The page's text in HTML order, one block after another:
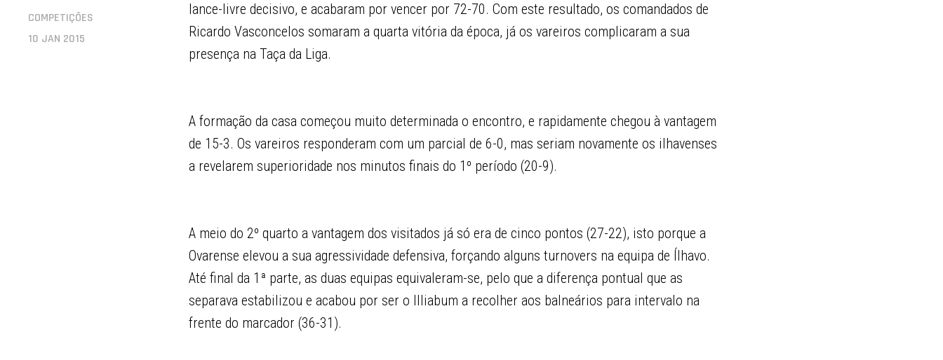
COMPETIÇÕES
10 JAN 2015
lance-livre decisivo, e acabaram por vencer por 72-70. Com este resultado, os comandados de
Ricardo Vasconcelos somaram a quarta vitória da época, já os vareiros complicaram a sua
presença na Taça da Liga.
A formação da casa começou muito determinada o encontro, e rapidamente chegou à vantagem
de 15-3. Os vareiros responderam com um parcial de 6-0, mas seriam novamente os ilhavenses
a revelarem superioridade nos minutos finais do 1º período (20-9).
A meio do 2º quarto a vantagem dos visitados já só era de cinco pontos (27-22), isto porque a
Ovarense elevou a sua agressividade defensiva, forçando alguns turnovers na equipa de Ílhavo.
Até final da 1ª parte, as duas equipas equivaleram-se, pelo que a diferença pontual que as
separava estabilizou e acabou por ser o Illiabum a recolher aos balneários para intervalo na
frente do marcador (36-31).